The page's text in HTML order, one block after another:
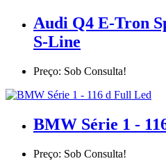
Audi Q4 E-Tron
S-Line
Preço: Sob Consulta!
BMW Série 1 -
Preço: Sob Consulta!